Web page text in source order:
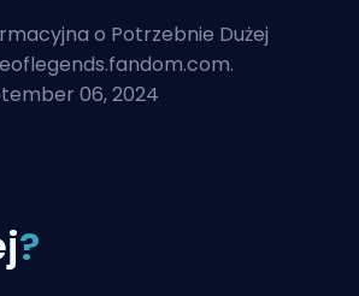
o Potrzebnie Dużej
06, 2024
?